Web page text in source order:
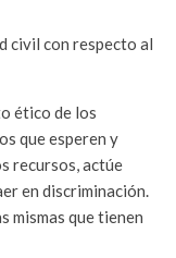
civil con respecto al
ético de los
que esperen y
recursos, actúe
en discriminación.
mismas que tienen